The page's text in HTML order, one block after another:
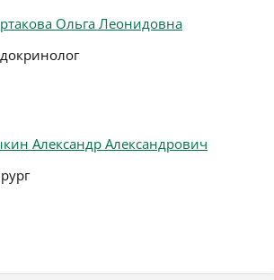
Ольга Леонидовна
Александр Александрович